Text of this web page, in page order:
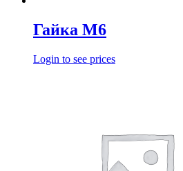
Гайка М6
Login to see prices